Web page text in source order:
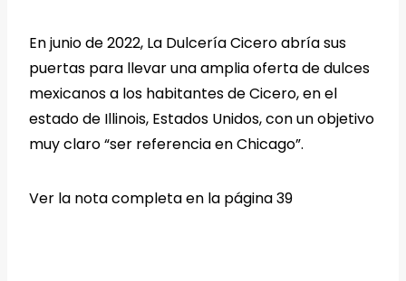
En junio de 2022, La Dulcería Cicero abría sus
puertas para llevar una amplia oferta de dulces
mexicanos a los habitantes de Cicero, en el
estado de Illinois, Estados Unidos, con un objetivo
muy claro “ser referencia en Chicago”.
Ver la nota completa en la página 39